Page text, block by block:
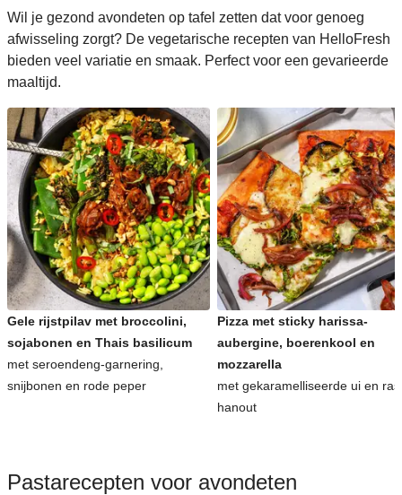
Wil je gezond avondeten op tafel zetten dat voor genoeg
afwisseling zorgt? De vegetarische recepten van HelloFresh
bieden veel variatie en smaak. Perfect voor een gevarieerde
maaltijd.
Gele rijstpilav met broccolini,
sojabonen en Thais basilicum
met seroendeng-garnering,
snijbonen en rode peper
Pizza met sticky harissa-
aubergine, boerenkool en
mozzarella
met gekaramelliseerde ui en
hanout
Pastarecepten voor avondeten